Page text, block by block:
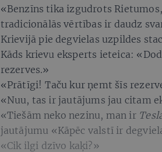
«Benzīns tika izgudrots
tradicionālās vērtības ir daudz
Krievijā pie degvielas uzpildes
Kāds krievu eksperts ieteica:
rezerves.»
«Prātīgi! Taču kur ņemt šīs
«Nuu, tas ir jautājums jau citam
«Tiešām neko nezinu, man ir
jautājumu «Kāpēc valstī ir
«Cik ilgi dzīvo kaķi?»